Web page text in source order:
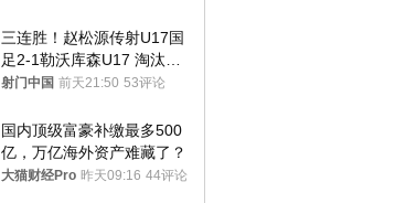
三连胜！赵松源传射U17国
足2-1勒沃库森U17 淘汰赛
将战河床
射门中国 前天21:50 53评论
国内顶级富豪补缴最多500
亿，万亿海外资产难藏了？
大猫财经Pro 昨天09:16 44评论